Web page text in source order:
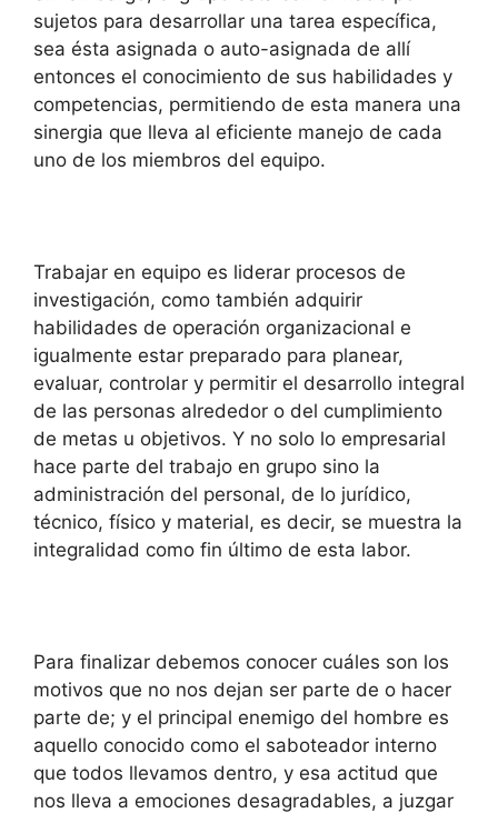
sujetos para desarrollar una tarea específica,
sea ésta asignada o auto-asignada de allí
entonces el conocimiento de sus habilidades y
competencias, permitiendo de esta manera una
sinergia que lleva al eficiente manejo de cada
uno de los miembros del equipo.
Trabajar en equipo es liderar procesos de
investigación, como también adquirir
habilidades de operación organizacional e
igualmente estar preparado para planear,
evaluar, controlar y permitir el desarrollo integral
de las personas alrededor o del cumplimiento
de metas u objetivos. Y no solo lo empresarial
hace parte del trabajo en grupo sino la
administración del personal, de lo jurídico,
técnico, físico y material, es decir, se muestra la
integralidad como fin último de esta labor.
Para finalizar debemos conocer cuáles son los
motivos que no nos dejan ser parte de o hacer
parte de; y el principal enemigo del hombre es
aquello conocido como el saboteador interno
que todos llevamos dentro, y esa actitud que
nos lleva a emociones desagradables, a juzgar